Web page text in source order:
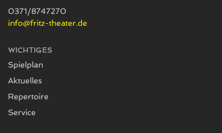
0371/8747270
info@fritz-theater.de
WICHTIGES
Spielplan
Aktuelles
Repertoire
Service